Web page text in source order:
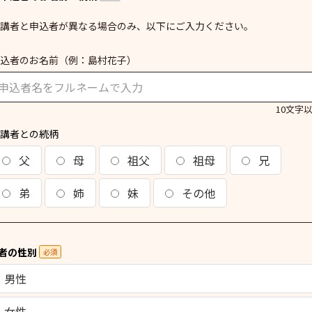
者と申込者が異なる場合のみ、以下にご入力ください。
者のお名前 （例：島村花子）
10文字
者との続柄
父 母 祖父 祖母
兄
弟
姉 妹 その他
の性別 必須
男性